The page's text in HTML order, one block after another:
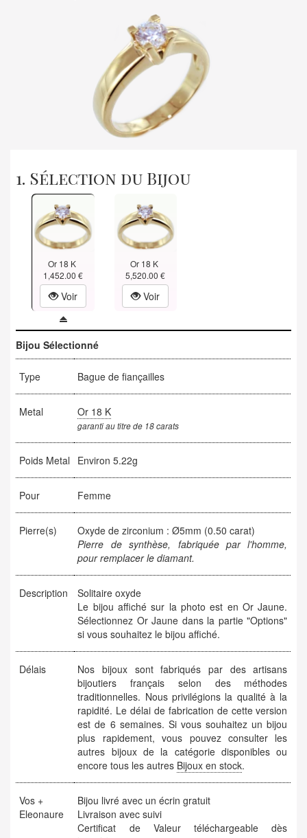
1. Sélection du Bijou
Or 18 K
1,452.00 €
Voir
Or 18 K
5,520.00 €
Voir
Bijou Sélectionné
Type Bague de fiançailles
Metal Or 18 K
garanti au titre de 18 carats
Poids Metal Environ 5.22g
Pour Femme
Pierre(s)
Oxyde de zirconium : Ø5mm (0.50 carat)
Pierre de synthèse, fabriquée par l'homme,
pour remplacer le diamant.
Description
Solitaire oxyde
Le bijou affiché sur la photo est en Or Jaune.
Sélectionnez Or Jaune dans la partie "Options"
si vous souhaitez le bijou affiché.
Délais
Nos bijoux sont fabriqués par des artisans
bijoutiers français selon des méthodes
traditionnelles. Nous privilégions la qualité à la
rapidité. Le délai de fabrication de cette version
est de 6 semaines. Si vous souhaitez un bijou
plus rapidement, vous pouvez consulter les
autres bijoux de la catégorie disponibles ou
encore tous les autres Bijoux en stock.
Vos +
Eleonaure
Bijou livré avec un écrin gratuit
Livraison avec suivi
Certificat de Valeur téléchargeable dès